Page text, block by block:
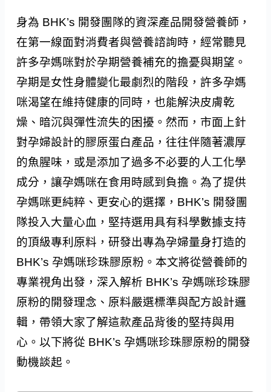
身為 BHK’s 開發團隊的資深產品開發營養師，
在第一線面對消費者與營養諮詢時，經常聽見
許多孕媽咪對於孕期營養補充的擔憂與期望。
孕期是女性身體變化最劇烈的階段，許多孕媽
咪渴望在維持健康的同時，也能解決皮膚乾
燥、暗沉與彈性流失的困擾。然而，市面上針
對孕婦設計的膠原蛋白產品，往往伴隨著濃厚
的魚腥味，或是添加了過多不必要的人工化學
成分，讓孕媽咪在食用時感到負擔。為了提供
孕媽咪更純粹、更安心的選擇，BHK’s 開發團
隊投入大量心血，堅持選用具有科學數據支持
的頂級專利原料，研發出專為孕婦量身打造的
BHK’s 孕媽咪珍珠膠原粉。本文將從營養師的
專業視角出發，深入解析 BHK’s 孕媽咪珍珠膠
原粉的開發理念、原料嚴選標準與配方設計邏
輯，帶領大家了解這款產品背後的堅持與用
心。以下將從 BHK’s 孕媽咪珍珠膠原粉的開發
動機談起。